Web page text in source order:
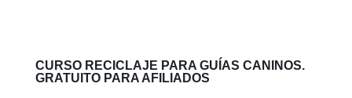
CURSO RECICLAJE PARA GUÍAS CANINOS.
GRATUITO PARA AFILIADOS